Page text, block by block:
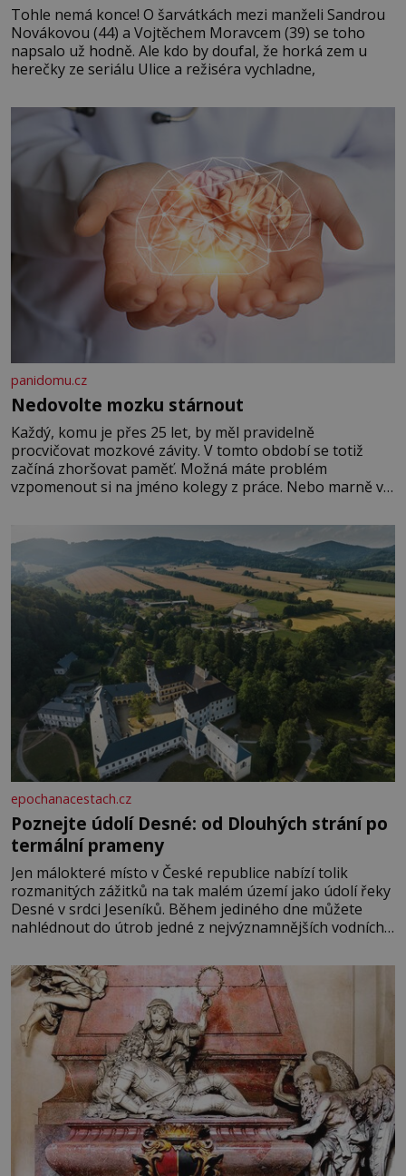
Tohle nemá konce! O šarvátkách mezi manželi Sandrou
Novákovou (44) a Vojtěchem Moravcem (39) se toho
napsalo už hodně. Ale kdo by doufal, že horká zem u
herečky ze seriálu Ulice a režiséra vychladne,
panidomu.cz
Nedovolte mozku stárnout
Každý, komu je přes 25 let, by měl pravidelně
procvičovat mozkové závity. V tomto období se totiž
začíná zhoršovat paměť. Možná máte problém
vzpomenout si na jméno kolegy z práce. Nebo marně v
Je to opravdu tak, s věkem jako kdyby se paměť
rozhodla stávkovat. Cvičte
epochanacestach.cz
Poznejte údolí Desné: od Dlouhých strání po
termální prameny
Jen málokteré místo v České republice nabízí tolik
rozmanitých zážitků na tak malém území jako údolí řeky
Desné v srdci Jeseníků. Během jediného dne můžete
nahlédnout do útrob jedné z nejvýznamnějších vodních
se na koloběžce a den zakončit poznáváním památek ve
Velkých Losinách nebo v termálním